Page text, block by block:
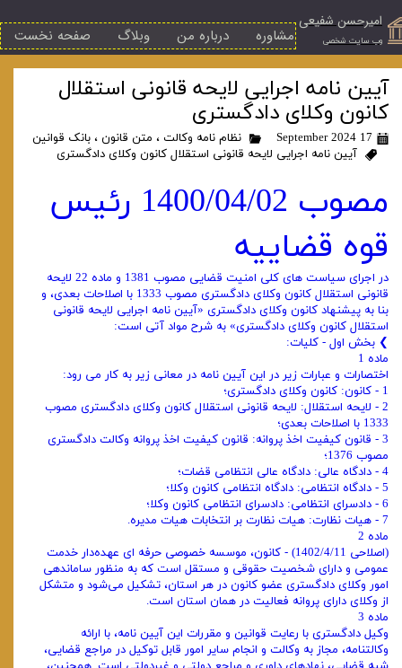
صفحه نخست وبلاگ درباره من مشاوره
امیرحسن شفیعی
​وب سایت شخصی
آیین نامه اجرایی لایحه قانونی استقلال
کانون وکلای دادگستری
17 September 2024 نظام نامه وکالت ، متن قانون ، بانک قوانین
آیین نامه اجرایی لایحه قانونی استقلال کانون وکلای دادگستری
مصوب 1400/04/02 رئیس
قوه قضاییه
در اجرای سیاست ‌های کلی امنیت قضایی مصوب 1381 و ماده 22 لایحه
قانونی استقلال کانون وکلای دادگستری مصوب 1333 با اصلاحات بعدی، و
بنا به پیشنهاد کانون وکلای دادگستری «آیین ‌نامه اجرایی لایحه قانونی
استقلال کانون وکلای دادگستری» به شرح مواد آتی است:
❯ بخش اول - کلیات:
ماده 1
اختصارات و عبارات زیر در این آیین ‌نامه در معانی زیر به کار می رود:
1 - کانون: کانون وکلای دادگستری؛
2 - لایحه استقلال: لایحه قانونی استقلال کانون وکلای دادگستری مصوب
1333 با اصلاحات بعدی؛
3 - قانون کیفیت اخذ پروانه: قانون کیفیت اخذ پروانه وکالت دادگستری
مصوب 1376؛
4 - دادگاه عالی: دادگاه عالی انتظامی قضات؛
5 - دادگاه انتظامی: دادگاه انتظامی کانون وکلا؛
6 - دادسرای انتظامی: دادسرای انتظامی کانون وکلا؛
7 - هیات نظارت: هیات نظارت بر انتخابات هیات ‌مدیره.
ماده 2
(اصلاحی 1402/4/11) - کانون، موسسه خصوصی حرفه ای عهده‌دار خدمت
عمومی و دارای شخصیت حقوقی و مستقل است که به منظور ساماندهی
امور وکلای دادگستری عضو کانون در هر استان، تشکیل می‌شود و متشکل
از وکلای دارای پروانه فعالیت در همان استان است.
ماده 3
وکیل دادگستری با رعایت قوانین و مقررات این آیین نامه، با ارائه
وکالتنامه، مجاز به وکالت و انجام سایر امور قابل توکیل در مراجع قضایی،